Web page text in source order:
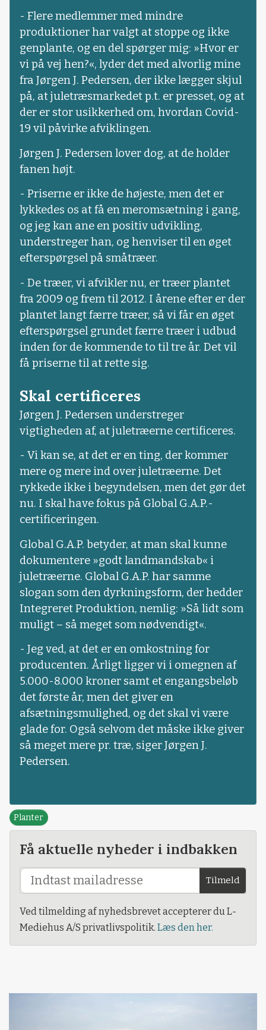
- Flere medlemmer med mindre
produktioner har valgt at stoppe og ikke
genplante, og en del spørger mig: »Hvor er
vi på vej hen?«, lyder det med alvorlig mine
fra Jørgen J. Pedersen, der ikke lægger skjul
på, at juletræsmarkedet p.t. er presset, og at
der er stor usikkerhed om, hvordan Covid-
19 vil påvirke afviklingen.
Jørgen J. Pedersen lover dog, at de holder
fanen højt.
- Priserne er ikke de højeste, men det er
lykkedes os at få en meromsætning i gang,
og jeg kan ane en positiv udvikling,
understreger han, og henviser til en øget
efterspørgsel på småtræer.
- De træer, vi afvikler nu, er træer plantet
fra 2009 og frem til 2012. I årene efter er der
plantet langt færre træer, så vi får en øget
efterspørgsel grundet færre træer i udbud
inden for de kommende to til tre år. Det vil
få priserne til at rette sig.
Skal certificeres
Jørgen J. Pedersen understreger
vigtigheden af, at juletræerne certificeres.
- Vi kan se, at det er en ting, der kommer
mere og mere ind over juletræerne. Det
rykkede ikke i begyndelsen, men det gør det
nu. I skal have fokus på Global G.A.P.-
certificeringen.
Global G.A.P. betyder, at man skal kunne
dokumentere »godt landmandskab« i
juletræerne. Global G.A.P. har samme
slogan som den dyrkningsform, der hedder
Integreret Produktion, nemlig: »Så lidt som
muligt – så meget som nødvendigt«.
- Jeg ved, at det er en omkostning for
producenten. Årligt ligger vi i omegnen af
5.000-8.000 kroner samt et engangsbeløb
det første år, men det giver en
afsætningsmulighed, og det skal vi være
glade for. Også selvom det måske ikke giver
så meget mere pr. træ, siger Jørgen J.
Pedersen.
Planter
Få aktuelle nyheder i indbakken
Tilmeld
Ved tilmelding af nyhedsbrevet accepterer du L-
Mediehus A/S privatlivspolitik. Læs den her.